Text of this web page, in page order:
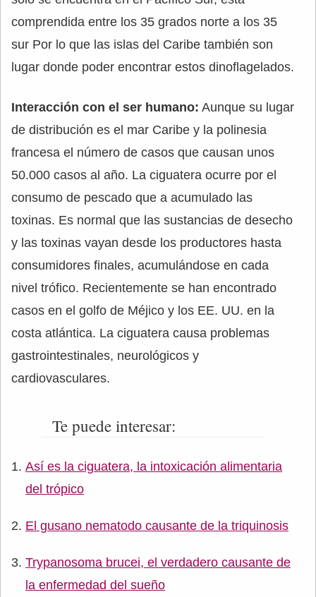
comprendida entre los 35 grados norte a los 35
sur Por lo que las islas del Caribe también son
lugar donde poder encontrar estos dinoflagelados.
Interacción con el ser humano: Aunque su lugar
de distribución es el mar Caribe y la polinesia
francesa el número de casos que causan unos
50.000 casos al año. La ciguatera ocurre por el
consumo de pescado que a acumulado las
toxinas. Es normal que las sustancias de desecho
y las toxinas vayan desde los productores hasta
consumidores finales, acumulándose en cada
nivel trófico. Recientemente se han encontrado
casos en el golfo de Méjico y los EE. UU. en la
costa atlántica. La ciguatera causa problemas
gastrointestinales, neurológicos y
cardiovasculares.
Te puede interesar:
Así es la ciguatera, la intoxicación alimentaria
del trópico
El gusano nematodo causante de la triquinosis
Trypanosoma brucei, el verdadero causante de
la enfermedad del sueño